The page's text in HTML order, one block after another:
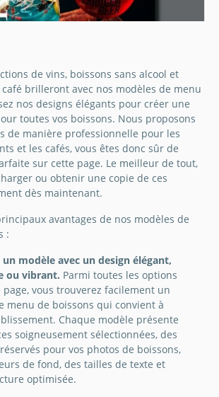
un arrière-plan noir avec une
de ce grand café-restaurant
chaleureuse et accueillante,
confortable d'un café
de vins, boissons sans alcool et
brilleront avec nos modèles de menu
nos designs élégants pour créer une
toutes vos boissons. Nous proposons
de manière professionnelle pour les
et les cafés, vous êtes donc sûr de
sur cette page. Le meilleur de tout,
ou obtenir une copie de ces
dès maintenant.
avantages de nos modèles de
:
modèle avec un design élégant,
ou vibrant. Parmi toutes les options
vous trouverez facilement un
menu de boissons qui convient à
Chaque modèle présente
soigneusement sélectionnées, des
pour vos photos de boissons,
de fond, des tailles de texte et
optimisée.